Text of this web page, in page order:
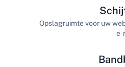
Opslagruimte voor uw
e-